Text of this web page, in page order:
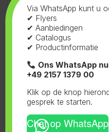
SKU:94.026
Gerelateerde
Integra Boost
Via WhatsApp kunt u
✔ Flyers
✔ Aanbiedingen
✔ Catalogus
✔ Productinformatie
Ons WhatsApp
+49 2157 1379 00
Klik op de knop
gesprek te starten.
Chat op WhatsApp